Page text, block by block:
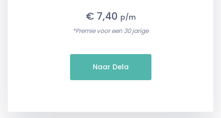
€ 7,40 p/m
*Premie voor een 30 jarige
Naar Dela